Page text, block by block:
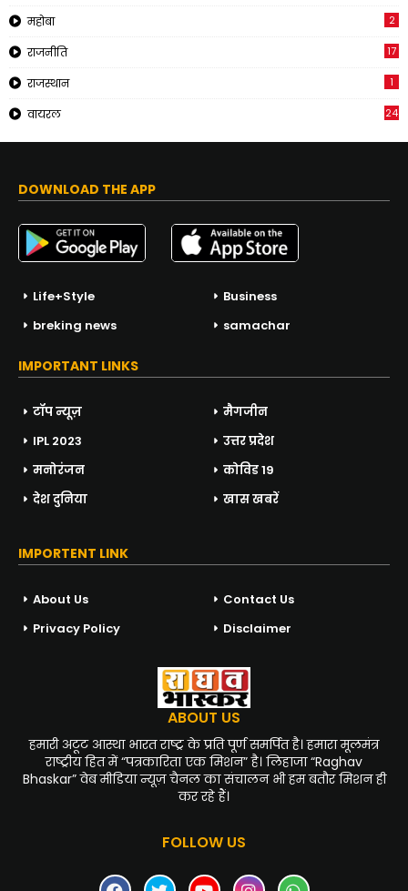
महोबा 2
राजनीति 17
राजस्थान 1
वायरल 24
DOWNLOAD THE APP
Life+Style
Business
breking news
samachar
IMPORTANT LINKS
टॉप न्यूज़
मैगजीन
IPL 2023
उत्तर प्रदेश
मनोरंजन
कोविड 19
देश दुनिया
खास खबरें
IMPORTENT LINK
About Us
Contact Us
Privacy Policy
Disclaimer
ABOUT US
हमारी अटूट आस्था भारत राष्ट्र के प्रति पूर्ण समर्पित है। हमारा मूलमंत्र
राष्ट्रीय हित में “पत्रकारिता एक मिशन” है। लिहाजा “Raghav
Bhaskar” वेब मीडिया न्यूज़ चैनल का संचालन भी हम बतौर मिशन ही
कर रहे हैं।
FOLLOW US